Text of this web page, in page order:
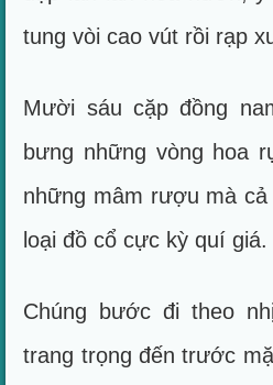
tung vòi cao vút rồi rạp
Mười sáu cặp đồng
bưng những vòng hoa
những mâm rượu mà
loại đồ cổ cực kỳ quí giá.
Chúng bước đi theo
trang trọng đến trước